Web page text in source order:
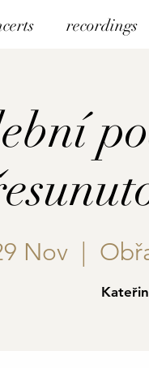
recordings
Nov